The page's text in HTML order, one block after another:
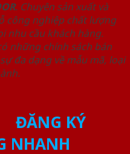
. Chuyên sản xuất và
công nghiệp chất lượng
nhu cầu khách hàng.
những chính sách bán
đa dạng về mẫu mã, loại
ĐĂNG KÝ
NHANH